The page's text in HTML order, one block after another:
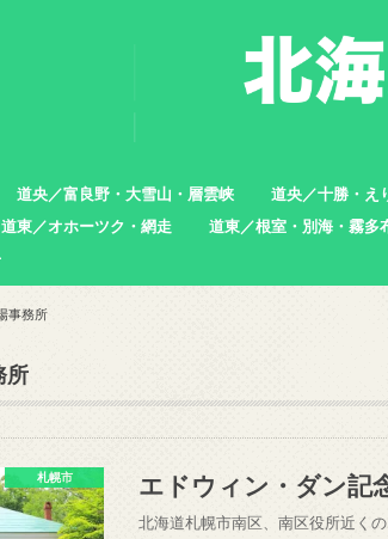
道央／富良野・大雪山・層雲峡
中富良野町
東川町
沼田町
幌加内町
増毛町
道央／十勝・え
帯広市
えりも町
新ひだか町
足寄町
道東／オホーツク・網走 道東／根室・別海・霧多
事務所
所
札幌市 エドウィン・ダン記
北海道札幌市南区、南区役所近く